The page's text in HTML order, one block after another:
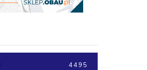
4495